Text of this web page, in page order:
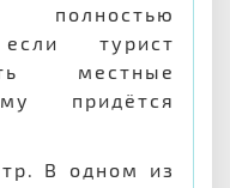
полностью
турист
местные
придётся
В одном из